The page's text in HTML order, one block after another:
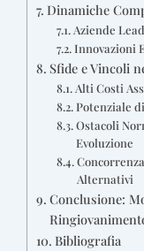
Dinamiche
Aziende
Innovazioni
Sfide e Vincoli
Alti Costi
Potenziale
Ostacoli
Evoluzione
Alternativi
Conclusione:
Bibliografia